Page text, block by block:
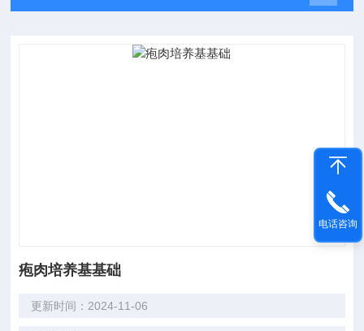
疱肉培养基基础
更新时间：2024-11-06
电话咨询